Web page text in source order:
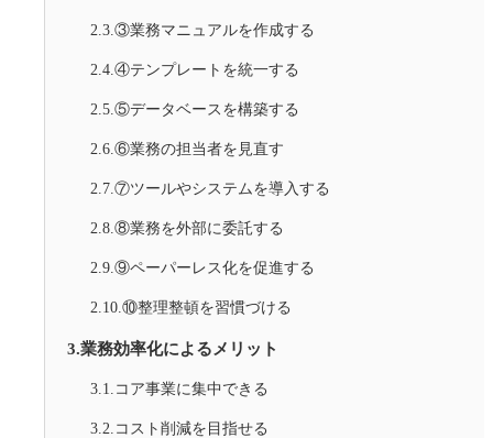
2.3.③業務マニュアルを作成する
2.4.④テンプレートを統一する
2.5.⑤データベースを構築する
2.6.⑥業務の担当者を見直す
2.7.⑦ツールやシステムを導入する
2.8.⑧業務を外部に委託する
2.9.⑨ペーパーレス化を促進する
2.10.⑩整理整頓を習慣づける
3.業務効率化によるメリット
3.1.コア事業に集中できる
3.2.コスト削減を目指せる